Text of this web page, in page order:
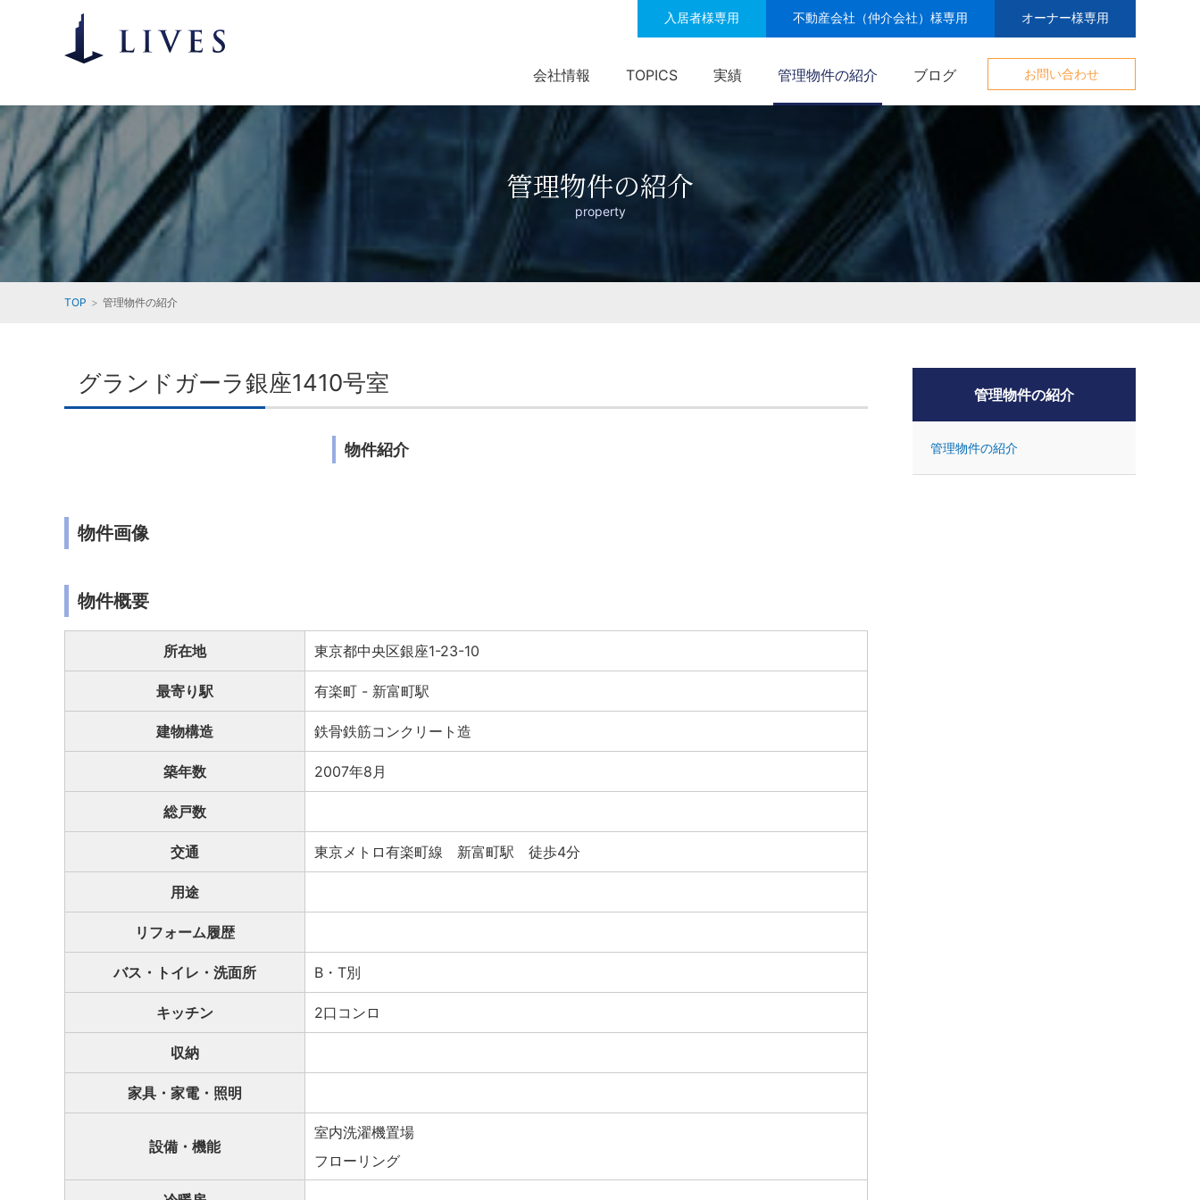
入居者様専用 不動産会社（仲介会社）様専用 オーナー様専用
会社情報 TOPICS 実績 管理物件の紹介 ブログ お問い合わせ
管理物件の紹介
property
TOP 管理物件の紹介
グランドガーラ銀座1410号室
物件紹介
物件画像
物件概要
所在地 東京都中央区銀座1-23-10
最寄り駅 有楽町 - 新富町駅
建物構造 鉄骨鉄筋コンクリート造
築年数 2007年8月
総戸数
交通 東京メトロ有楽町線 新富町駅 徒歩4分
用途
リフォーム履歴
バス・トイレ・洗面所 B・T別
キッチン 2口コンロ
収納
家具・家電・照明
設備・機能
室内洗濯機置場
フローリング
管理物件の紹介
管理物件の紹介